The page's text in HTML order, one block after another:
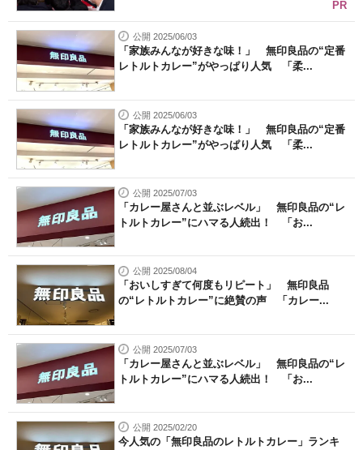
PR
公開 2025/06/03
「家族みんなが好きな味！」 無印良品の“定番
レトルトカレー”がやっぱり人気 「柔...
公開 2025/06/03
「家族みんなが好きな味！」 無印良品の“定番
レトルトカレー”がやっぱり人気 「柔...
公開 2025/07/03
「カレー屋さんと並ぶレベル」 無印良品の“レ
トルトカレー”にハマる人続出！ 「お...
公開 2025/08/04
「おいしすぎて何度もリピート」 無印良品
の“レトルトカレー”に絶賛の声 「カレー...
公開 2025/07/03
「カレー屋さんと並ぶレベル」 無印良品の“レ
トルトカレー”にハマる人続出！ 「お...
公開 2025/02/20
今人気の「無印良品のレトルトカレー」ランキ